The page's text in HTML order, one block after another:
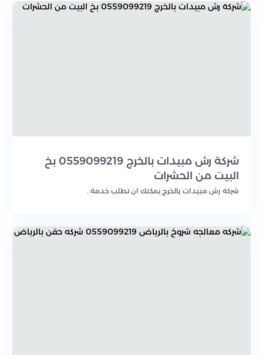
شركة رش مبيدات بالخرج 0559099219 بخ
البيت من الحشرات
شركة رش مبيدات بالخرج يمكنك ان تطلب خدمة..